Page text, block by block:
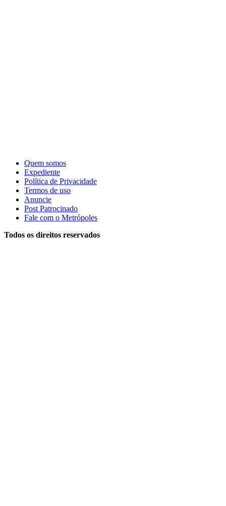
Quem somos
Expediente
Política de Privacidade
Termos de uso
Anuncie
Post Patrocinado
Fale com o Metrópoles
Todos os direitos reservados